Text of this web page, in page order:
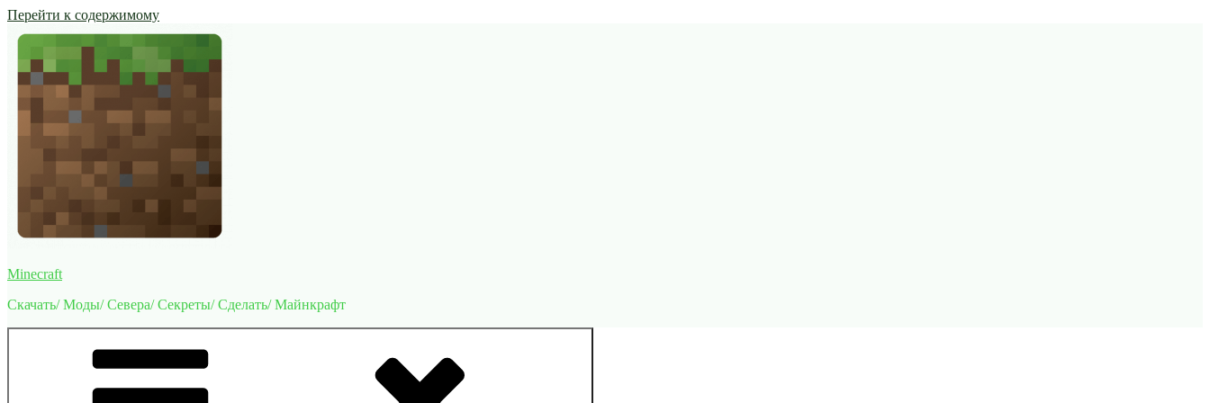
Перейти к содержимому
Minecraft
Скачать/ Моды/ Севера/ Секреты/ Сделать/ Майнкрафт